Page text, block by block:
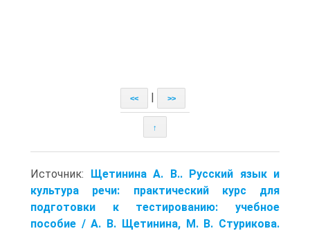
<< >>
↑
Источник: Щетинина А. В.. Русский язык и
культура речи: практический курс для
подготовки к тестированию: учебное
пособие / А. В. Щетинина, М. В. Стурикова.